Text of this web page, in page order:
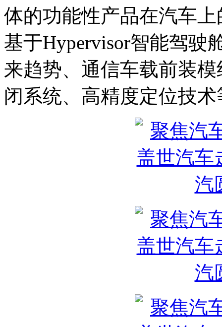
体的功能性产品在汽车
基于Hypervisor智能驾驶
来趋势、通信车载前装
闭系统、高精度定位技